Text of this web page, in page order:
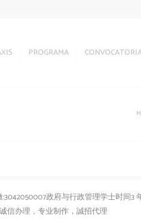
PROGRAMA
政府与行政管理学士时间3
信办理，专业制作，誠招代理